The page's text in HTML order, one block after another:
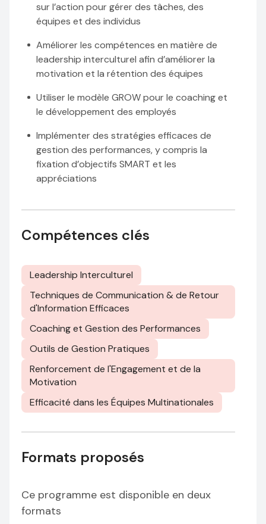
sur l’action pour gérer des tâches, des
équipes et des individus
Améliorer les compétences en matière de
leadership interculturel afin d’améliorer la
motivation et la rétention des équipes
Utiliser le modèle GROW pour le coaching et
le développement des employés
Implémenter des stratégies efficaces de
gestion des performances, y compris la
fixation d’objectifs SMART et les
appréciations
Compétences clés
Leadership Interculturel
Techniques de Communication & de Retour
d'Information Efficaces
Coaching et Gestion des Performances
Outils de Gestion Pratiques
Renforcement de l'Engagement et de la
Motivation
Efficacité dans les Équipes Multinationales
Formats proposés
Ce programme est disponible en deux
formats